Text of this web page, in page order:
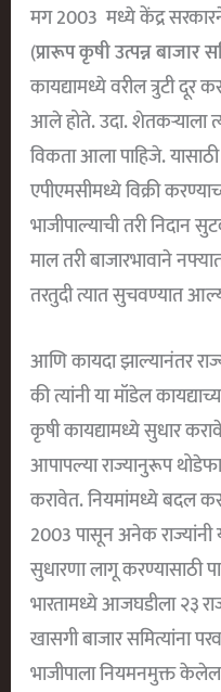
मग 2003 मध्ये केंद्र
(प्रारूप कृषी उत्पन्न बाजार
कायद्यामध्ये वरील त्रुटी
आले होते. उदा. शेतकऱ्याला
विकता आला पाहिजे.
एपीएमसीमध्ये विक्री
भाजीपाल्याची तरी निदान
माल तरी बाजारभावाने
तरतुदी त्यात सुचवण्यात
आणि कायदा झाल्यानंतर
की त्यांनी या मॉडेल
कृषी कायद्यामध्ये सुधार
आपापल्या राज्यानुरूप
करावेत. नियमांमध्ये बदल
2003 पासून अनेक राज्यांनी
सुधारणा लागू
भारतामध्ये आजघडीला २३
खासगी बाजार समित्यांना
भाजीपाला नियमनमुक्त